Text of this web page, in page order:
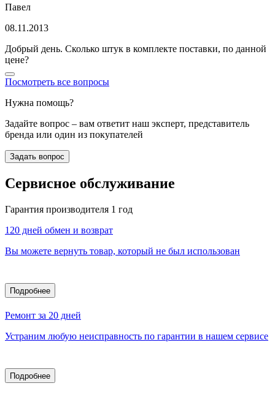
Павел
08.11.2013
Добрый день. Сколько штук в комплекте поставки, по данной
цене?
Посмотреть все вопросы
Нужна помощь?
Задайте вопрос – вам ответит наш эксперт, представитель
бренда или один из покупателей
Задать вопрос
Сервисное обслуживание
Гарантия производителя 1 год
120 дней обмен и возврат
Вы можете вернуть товар, который не был использован
Подробнее
Ремонт за 20 дней
Устраним любую неисправность по гарантии в нашем сервисе
Подробнее